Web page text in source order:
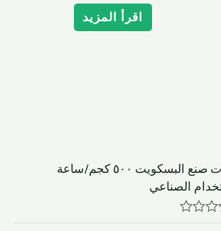
out
of
اقرأ المزيد
معدات صنع البسكويت ٥٠٠ كجم/ساعة
الصناعي